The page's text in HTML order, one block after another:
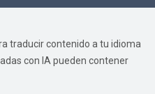
traducir contenido a tu idioma
con IA pueden contener